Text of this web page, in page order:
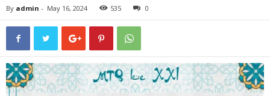
By admin - May 16, 2024 535 0